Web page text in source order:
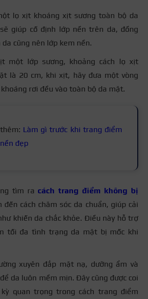
lọ xịt khoáng xịt sương toàn bộ da
giúp cố định lớp nền trên da, đồng
cũng nên lớp kem nền.
một lớp sương, khoảng cách lọ xịt
là 20 cm, khi xịt, hãy đưa một vòng
rơi đều vào toàn bộ da mặt.
Làm gì trước khi trang điểm
đẹp
tìm ra cách trang điểm không bị
đến cách chăm sóc da chuẩn, giúp cải
khiến da chắc khỏe. Điều này hỗ trợ
tối đa tình trạng da mặt bị mốc khi
xuyên đắp mặt nạ, dưỡng ẩm và
da luôn mềm mịn. Đây cũng được coi
quan trọng trong cách trang điểm